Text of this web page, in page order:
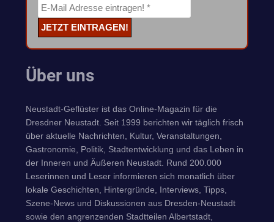
Über uns
Neustadt-Geflüster ist das Online-Magazin für die
Dresdner Neustadt. Seit 1999 berichten wir täglich frisch
über aktuelle Nachrichten, Kultur, Veranstaltungen,
Gastronomie, Politik, Stadtentwicklung und das Leben in
der Inneren und Äußeren Neustadt. Rund 200.000
Leserinnen und Leser informieren sich monatlich über
lokale Geschichten, Hintergründe, Interviews, Tipps,
Szene-News und Diskussionen aus Dresden-Neustadt
sowie den angrenzenden Stadtteilen Albertstadt,